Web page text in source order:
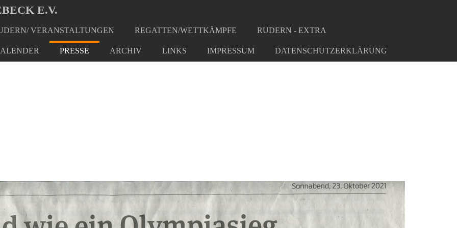
E.V.
VERANSTALTUNGEN REGATTEN/WETTKÄMPFE RUDERN - EXTRA
PRESSE ARCHIV LINKS IMPRESSUM DATENSCHUTZERKLÄRUNG